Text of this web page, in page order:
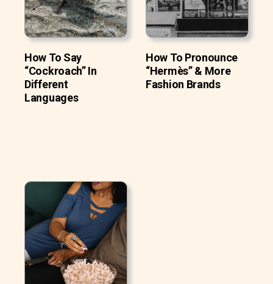
How To Say
“Cockroach” In
Different
Languages
How To Pronounce
“Hermès” & More
Fashion Brands